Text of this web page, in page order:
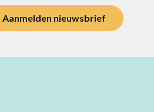
Aanmelden nieuwsbrief